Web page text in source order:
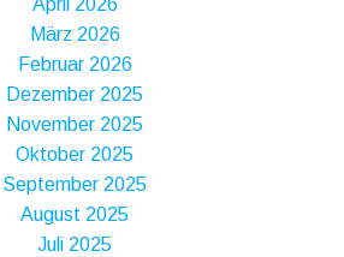
März 2026
Februar 2026
Dezember 2025
November 2025
Oktober 2025
September 2025
August 2025
Juli 2025